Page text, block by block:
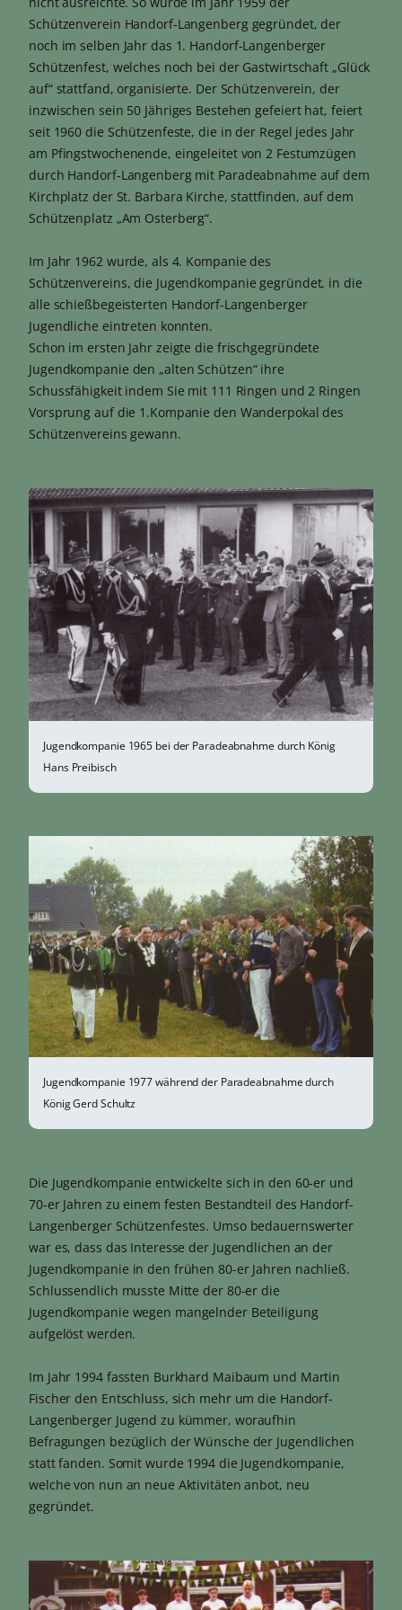
Schützenverein Handorf-Langenberg gegründet, der
noch im selben Jahr das 1. Handorf-Langenberger
Schützenfest, welches noch bei der Gastwirtschaft „Glück
auf“ stattfand, organisierte. Der Schützenverein, der
inzwischen sein 50 Jähriges Bestehen gefeiert hat, feiert
seit 1960 die Schützenfeste, die in der Regel jedes Jahr
am Pfingstwochenende, eingeleitet von 2 Festumzügen
durch Handorf-Langenberg mit Paradeabnahme auf dem
Kirchplatz der St. Barbara Kirche, stattfinden, auf dem
Schützenplatz „Am Osterberg“.
Im Jahr 1962 wurde, als 4. Kompanie des
Schützenvereins, die Jugendkompanie gegründet, in die
alle schießbegeisterten Handorf-Langenberger
Jugendliche eintreten konnten.
Schon im ersten Jahr zeigte die frischgegründete
Jugendkompanie den „alten Schützen“ ihre
Schussfähigkeit indem Sie mit 111 Ringen und 2 Ringen
Vorsprung auf die 1.Kompanie den Wanderpokal des
Schützenvereins gewann.
Jugendkompanie 1965 bei der Paradeabnahme durch König
Hans Preibisch
Jugendkompanie 1977 während der Paradeabnahme durch
König Gerd Schultz
Die Jugendkompanie entwickelte sich in den 60-er und
70-er Jahren zu einem festen Bestandteil des Handorf-
Langenberger Schützenfestes. Umso bedauernswerter
war es, dass das Interesse der Jugendlichen an der
Jugendkompanie in den frühen 80-er Jahren nachließ.
Schlussendlich musste Mitte der 80-er die
Jugendkompanie wegen mangelnder Beteiligung
aufgelöst werden.
Im Jahr 1994 fassten Burkhard Maibaum und Martin
Fischer den Entschluss, sich mehr um die Handorf-
Langenberger Jugend zu kümmer, woraufhin
Befragungen bezüglich der Wünsche der Jugendlichen
statt fanden. Somit wurde 1994 die Jugendkompanie,
welche von nun an neue Aktivitäten anbot, neu
gegründet.